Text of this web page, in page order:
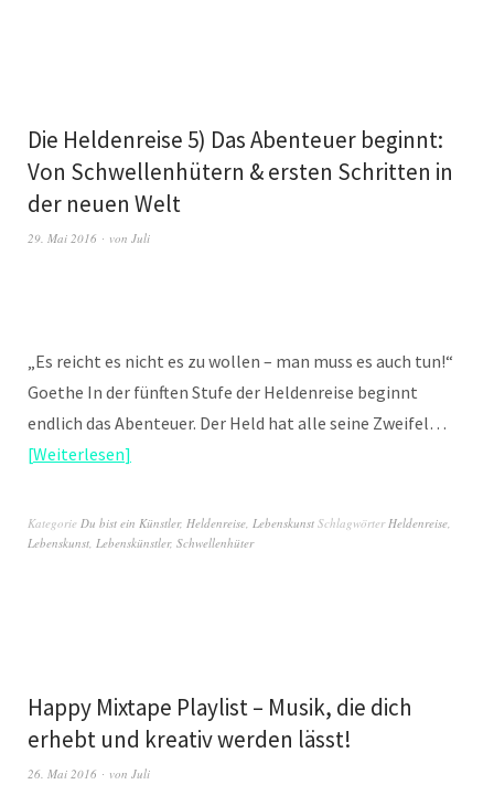
Die Heldenreise 5) Das Abenteuer beginnt:
Von Schwellenhütern & ersten Schritten in
der neuen Welt
29. Mai 2016 von Juli
„Es reicht es nicht es zu wollen – man muss es auch tun!“
Goethe In der fünften Stufe der Heldenreise beginnt
endlich das Abenteuer. Der Held hat alle seine Zweifel…
Weiterlesen
Kategorie Du bist ein Künstler, Heldenreise, Lebenskunst SchlagwörterHeldenreise,
Lebenskunst, Lebenskünstler, Schwellenhüter
Happy Mixtape Playlist – Musik, die dich
erhebt und kreativ werden lässt!
26. Mai 2016 von Juli